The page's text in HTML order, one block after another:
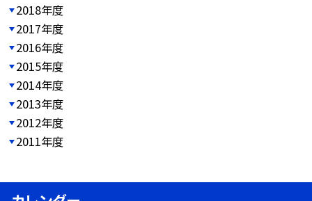
2018年度
2017年度
2016年度
2015年度
2014年度
2013年度
2012年度
2011年度